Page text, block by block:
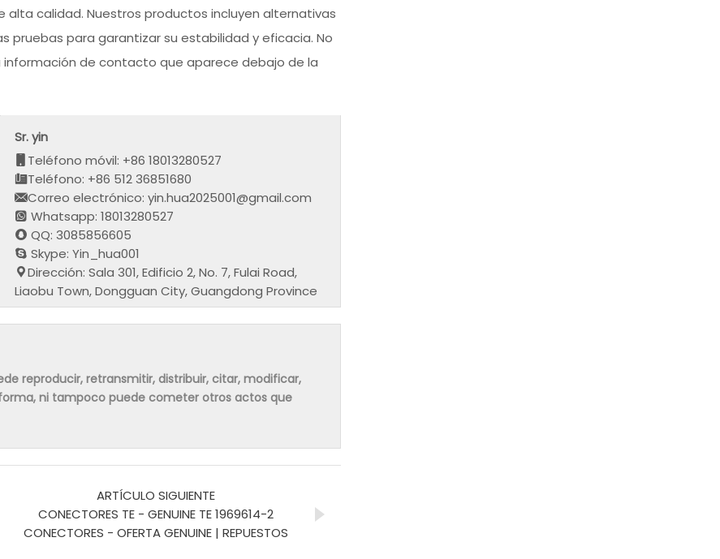
calidad. Nuestros productos incluyen alternativas
pruebas para garantizar su estabilidad y eficacia. No
de contacto que aparece debajo de la
Sr. yin
Teléfono móvil: +86 18013280527
Teléfono: +86 512 36851680
Correo electrónico: yin.hua2025001@gmail.com
Whatsapp: 18013280527
QQ: 3085856605
Skype: Yin_hua001
Dirección: Sala 301, Edificio 2, No. 7, Fulai Road,
Liaobu Town, Dongguan City, Guangdong Province
reproducir, retransmitir, distribuir, citar, modificar,
ni tampoco puede cometer otros actos que
ARTÍCULO SIGUIENTE
CONECTORES TE - GENUINE TE 1969614-2
CONECTORES - OFERTA GENUINE | REPUESTOS